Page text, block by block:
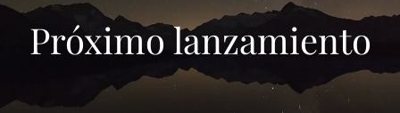
‌‌Próximo lanzamiento